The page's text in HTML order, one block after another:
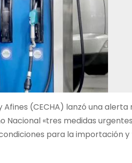
(CECHA) lanzó una
Nacional «tres medidas
para la importación y